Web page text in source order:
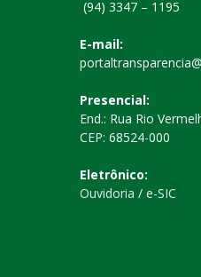
(94) 3347 – 1195
E-mail:
Presencial:
End.: Rua Rio
CEP: 68524-000
Eletrônico:
Ouvidoria / e-SIC